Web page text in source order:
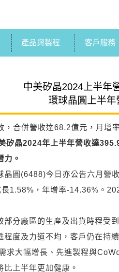
產品與製程 客戶服務
中美矽晶2024上半年
環球晶圓上半
，合併營收達68.2億元，月增
矽晶2024年上半年營收達
力。
晶圓(6488)今日亦公告六月
1.58%，年增率-14.36%。
分廠區的生產及出貨時程受
程度及力道不均，客戶仍在持
求大幅增長、先進製程與
上半年更加健康。